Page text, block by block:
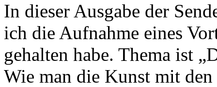
In dieser Ausgabe der
ich die Aufnahme eines
gehalten habe. Thema ist
Wie man die Kunst mit